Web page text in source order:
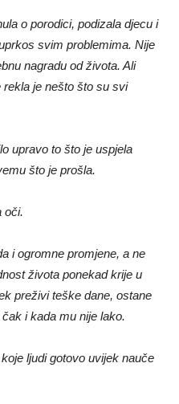
o porodici, podizala djecu i
svim problemima. Nije
nagradu od života. Ali
je nešto što su svi
upravo to što je uspjela
što je prošla.
oči.
i ogromne promjene, a ne
života ponekad krije u
preživi teške dane, ostane
i kada mu nije lako.
ljudi gotovo uvijek nauče